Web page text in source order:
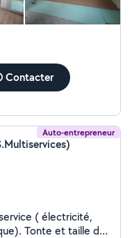
Contacter
Auto-entrepreneur
( électricité,
Tonte et taille de